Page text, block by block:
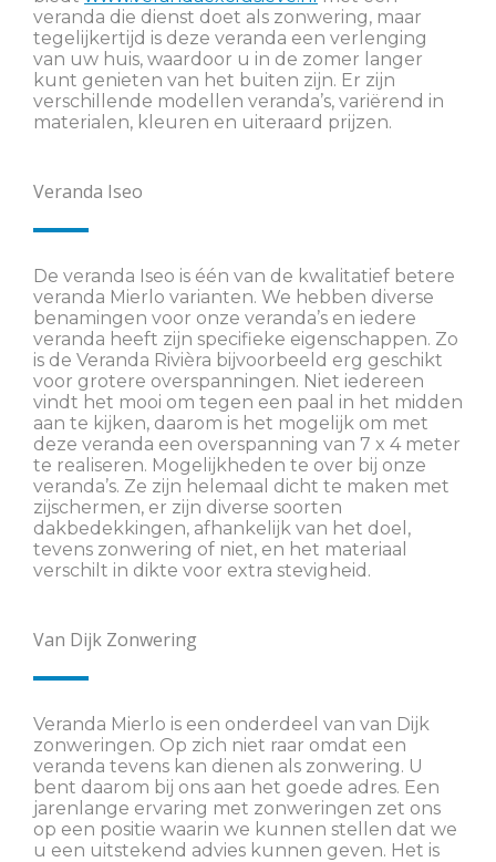
veranda die dienst doet als zonwering, maar
tegelijkertijd is deze veranda een verlenging
van uw huis, waardoor u in de zomer langer
kunt genieten van het buiten zijn. Er zijn
verschillende modellen veranda’s, variërend in
materialen, kleuren en uiteraard prijzen.
Veranda Iseo
De veranda Iseo is één van de kwalitatief betere
veranda Mierlo varianten. We hebben diverse
benamingen voor onze veranda’s en iedere
veranda heeft zijn specifieke eigenschappen. Zo
is de Veranda Rivièra bijvoorbeeld erg geschikt
voor grotere overspanningen. Niet iedereen
vindt het mooi om tegen een paal in het midden
aan te kijken, daarom is het mogelijk om met
deze veranda een overspanning van 7 x 4 meter
te realiseren. Mogelijkheden te over bij onze
veranda’s. Ze zijn helemaal dicht te maken met
zijschermen, er zijn diverse soorten
dakbedekkingen, afhankelijk van het doel,
tevens zonwering of niet, en het materiaal
verschilt in dikte voor extra stevigheid.
Van Dijk Zonwering
Veranda Mierlo is een onderdeel van van Dijk
zonweringen. Op zich niet raar omdat een
veranda tevens kan dienen als zonwering. U
bent daarom bij ons aan het goede adres. Een
jarenlange ervaring met zonweringen zet ons
op een positie waarin we kunnen stellen dat we
u een uitstekend advies kunnen geven. Het is